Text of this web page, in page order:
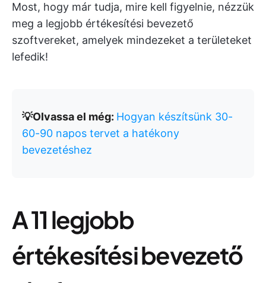
Most, hogy már tudja, mire kell figyelnie, nézzük
meg a legjobb értékesítési bevezető
szoftvereket, amelyek mindezeket a területeket
lefedik!
💡Olvassa el még: Hogyan készítsünk 30-
60-90 napos tervet a hatékony
bevezetéshez
A 11 legjobb
értékesítési bevezető